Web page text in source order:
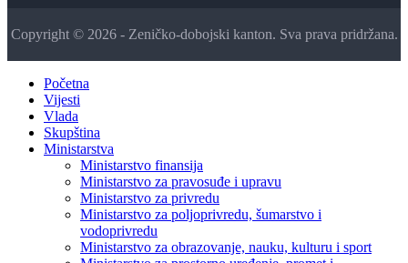
Copyright © 2026 - Zeničko-dobojski kanton. Sva prava pridržana.
Početna
Vijesti
Vlada
Skupština
Ministarstva
Ministarstvo finansija
Ministarstvo za pravosuđe i upravu
Ministarstvo za privredu
Ministarstvo za poljoprivredu, šumarstvo i
vodoprivredu
Ministarstvo za obrazovanje, nauku, kulturu i sport